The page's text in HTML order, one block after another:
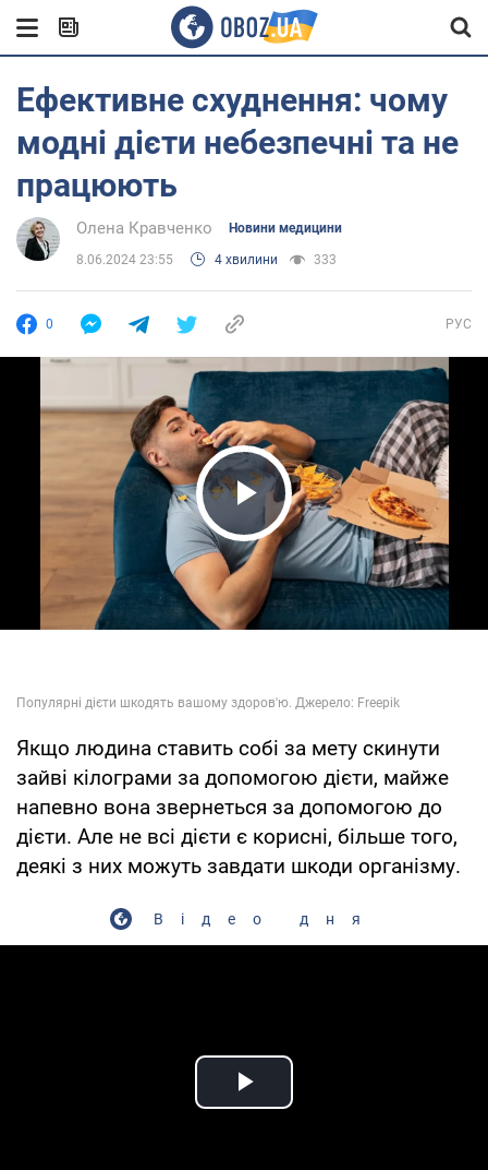
Ефективне схуднення: чому
модні дієти небезпечні та не
працюють
Олена Кравченко Новини медицини
8.06.2024 23:55 4 хвилини 333
0 РУС
Play Video
Якщо людина ставить собі за мету скинути
зайві кілограми за допомогою дієти, майже
напевно вона звернеться за допомогою до
дієти. Але не всі дієти є корисні, більше того,
деякі з них можуть завдати шкоди організму.
Відео дня
Play Video